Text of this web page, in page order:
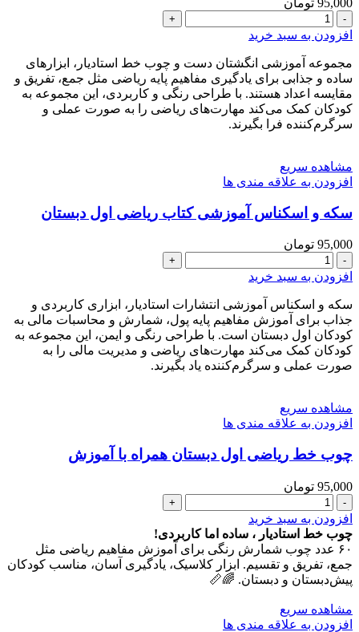
95,000 تومان
انگشتان
دست
چوب
خط
ریاضی
اول
دبستان
افزودن به سبد خرید
مجموعه آموزشی انگشتان دست و چوب خط استادیار، ابزارهای
ساده و جذابی برای یادگیری مفاهیم پایه ریاضی مثل جمع، تفریق و
مقایسه اعداد هستند. با طراحی رنگی و کاربردی، این مجموعه به
کودکان کمک می‌کند مهارت‌های ریاضی را به صورت عملی و
سرگرم‌کننده فرا بگیرند.
مشاهده سریع
افزودن به علاقه مندی ها
سکه و اسکناس آموزشی کتاب ریاضی اول دبستان
95,000 تومان
سکه
و
آموزشی
کتاب
ریاضی
اول
دبستان
افزودن به سبد خرید
سکه و اسکناس آموزشی انتشارات استادیار، ابزاری کاربردی و
جذاب برای آموزش مفاهیم پایه پول، شمارش و محاسبات مالی به
کودکان اول دبستان است. با طراحی رنگی و ایمن، این مجموعه به
کودکان کمک می‌کند مهارت‌های ریاضی و مدیریت مالی را به
صورت عملی و سرگرم‌کننده یاد بگیرند.
مشاهده سریع
افزودن به علاقه مندی ها
چوب خط ریاضی اول دبستان همراه با آموزش
95,000 تومان
چوب
خط
ریاضی
اول
دبستان
همراه
آموزش
عدد
افزودن به سبد خرید
چوب خط استادیار ، ساده اما کاربردی!
۶۰ عدد چوب شمارش رنگی برای آموزش مفاهیم ریاضی مثل
جمع، تفریق و تقسیم. ابزار کلاسیک، یادگیری آسان، مناسب کودکان
پیش‌دبستان و دبستان. 🌈📏
مشاهده سریع
افزودن به علاقه مندی ها